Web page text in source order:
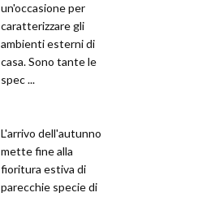
un'occasione per
caratterizzare gli
ambienti esterni di
casa. Sono tante le
spec ...
L'arrivo dell'autunno
mette fine alla
fioritura estiva di
parecchie specie di